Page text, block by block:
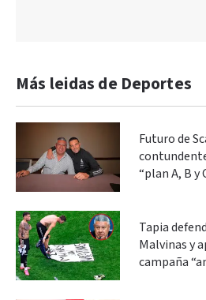
Más leidas de Deportes
Futuro de
“plan A, B y
Tapia
Malvinas y
campaña